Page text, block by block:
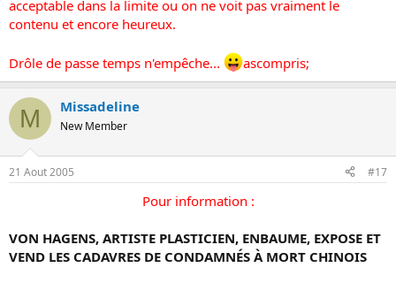
acceptable dans la limite ou on ne voit pas vraiment le
contenu et encore heureux.
Drôle de passe temps n'empêche... ascompris;
M Missadeline
New Member
21 Aout 2005 #17
Pour information :
VON HAGENS, ARTISTE PLASTICIEN, ENBAUME, EXPOSE ET
VEND LES CADAVRES DE CONDAMNÉS À MORT CHINOIS